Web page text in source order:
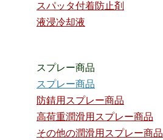
スパッタ付着防止剤
液浸冷却液
スプレー商品
スプレー商品
防錆用スプレー商品
高荷重潤滑用スプレー商品
その他の潤滑用スプレー商品